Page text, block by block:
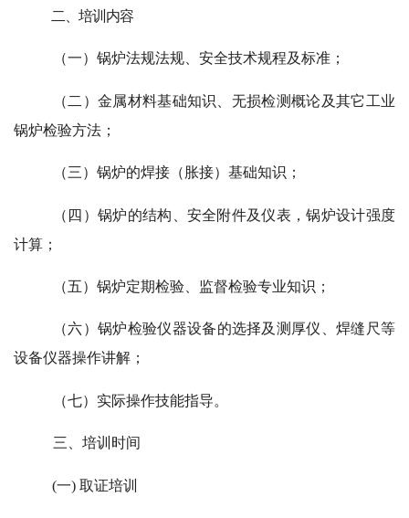
二、培训内容
（一）锅炉法规法规、安全技术规程及标准；
（二）金属材料基础知识、 无损检测概论及其它工业
锅炉检验方法 ；
（三）锅炉的焊接（胀接）基础知识 ；
（四）锅炉的结构、安全附件及仪表，锅炉设计强度
计算；
（五）锅炉定期检验、监督检验专业知识；
（六） 锅炉检验仪器设备的选择及测厚仪、焊缝尺等
设备仪器操作讲解；
（七）实际操作技能指导。
三、培训时间
(一) 取证培训